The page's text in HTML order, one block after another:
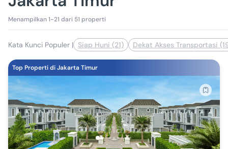
Menampilkan 1-21 dari 51 properti
Kata Kunci Populer | Siap Huni (21) Dekat Akses Transportasi
Top Properti di Jakarta Timur